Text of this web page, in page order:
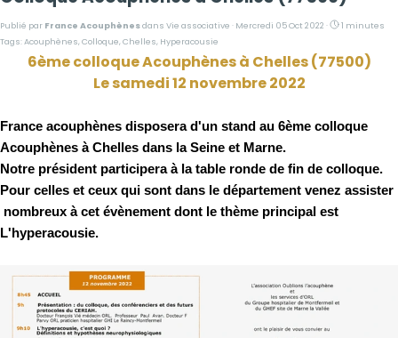
Publié par France Acouphènesdans Vie associative · Mercredi 05 Oct 2022 ·
1 minutes
Tags:Acouphènes, Colloque, Chelles, Hyperacousie
6ème colloque Acouphènes à Chelles (77500)
Le samedi 12 novembre 2022
France acouphènes disposera d'un stand au 6ème colloque
Acouphènes à Chelles dans la Seine et Marne.
Notre président participera à la table ronde de fin de colloque.
Pour celles et ceux qui sont dans le département venez assister
nombreux à cet évènement dont le thème principal est
L'hyperacousie.